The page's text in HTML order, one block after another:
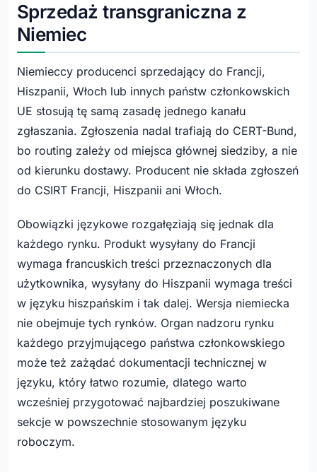
Sprzedaż transgraniczna z
Niemiec
Niemieccy producenci sprzedający do Francji,
Hiszpanii, Włoch lub innych państw członkowskich
UE stosują tę samą zasadę jednego kanału
zgłaszania. Zgłoszenia nadal trafiają do CERT-Bund,
bo routing zależy od miejsca głównej siedziby, a nie
od kierunku dostawy. Producent nie składa zgłoszeń
do CSIRT Francji, Hiszpanii ani Włoch.
Obowiązki językowe rozgałęziają się jednak dla
każdego rynku. Produkt wysyłany do Francji
wymaga francuskich treści przeznaczonych dla
użytkownika, wysyłany do Hiszpanii wymaga treści
w języku hiszpańskim i tak dalej. Wersja niemiecka
nie obejmuje tych rynków. Organ nadzoru rynku
każdego przyjmującego państwa członkowskiego
może też zażądać dokumentacji technicznej w
języku, który łatwo rozumie, dlatego warto
wcześniej przygotować najbardziej poszukiwane
sekcje w powszechnie stosowanym języku
roboczym.